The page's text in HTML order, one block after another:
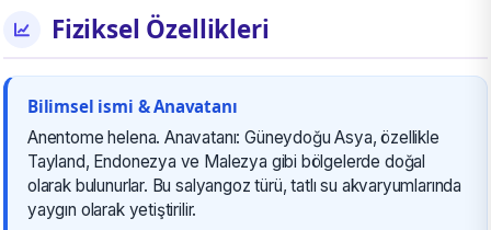
Fiziksel Özellikleri
Bilimsel ismi & Anavatanı
Anentome helena. Anavatanı: Güneydoğu Asya, özellikle
Tayland, Endonezya ve Malezya gibi bölgelerde doğal
olarak bulunurlar. Bu salyangoz türü, tatlı su akvaryumlarında
yaygın olarak yetiştirilir.